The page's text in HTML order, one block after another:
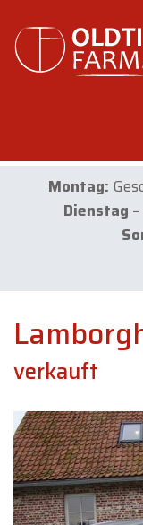
Montag:
Dienstag
verkauft